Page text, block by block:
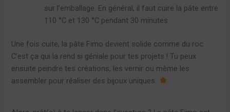
sur l’emballage. En général, il faut cuire la pâte entre
110 °C et 130 °C pendant 30 minutes.
Une fois cuite, la pâte Fimo devient solide comme du roc.
C’est ça qui la rend si géniale pour tes projets ! Tu peux
ensuite peindre tes créations, les vernir ou même les
assembler pour réaliser des bijoux uniques.